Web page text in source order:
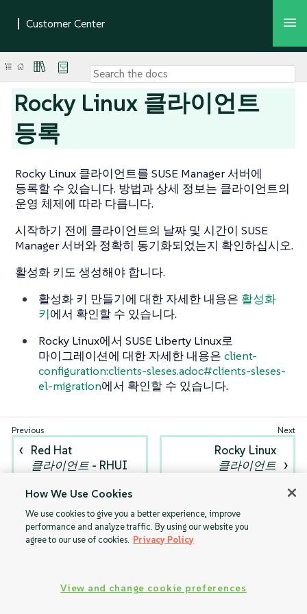
Rocky Linux 클라이언트
등록
Rocky Linux 클라이언트를 SUSE Manager 서버에
등록할 수 있습니다. 방법과 상세 정보는 클라이언트의
운영 체제에 따라 다릅니다.
시작하기 전에 클라이언트의 날짜 및 시간이 SUSE
Manager 서버와 정확히 동기화되었는지 확인하십시오.
활성화 키도 생성해야 합니다.
활성화 키 만들기에 대한 자세한 내용은 활성화
키에서 확인할 수 있습니다.
Rocky Linux에서 SUSE Liberty Linux로
마이그레이션에 대한 자세한 내용은 client-
configuration:clients-sleses.adoc#clients-sleses-
el-migration에서 확인할 수 있습니다.
Red Hat
클라이언트 - RHUI
Rocky Linux
클라이언트
How We Use Cookies
We use cookies to give you a better experience, improve
performance and analyze traffic. By using our website you
agree to our use of cookies. Privacy Policy
View and change cookie preferences